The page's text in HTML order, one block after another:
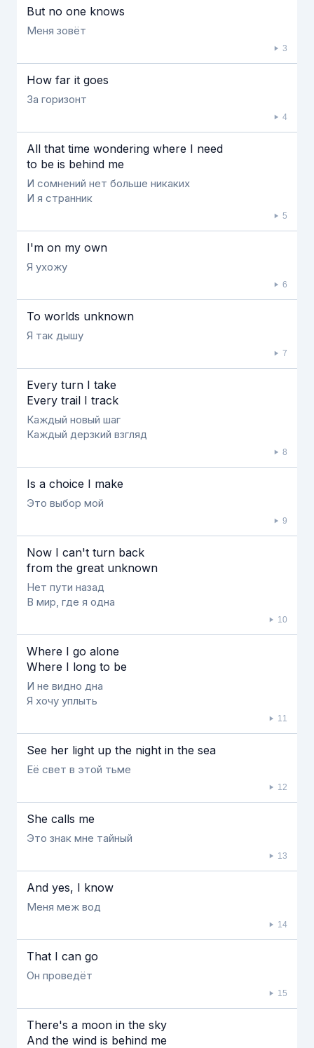
But no one knows
Меня зовёт
3
How far it goes
За горизонт
4
All that time wondering where I need
to be is behind me
И сомнений нет больше никаких
И я странник
5
I'm on my own
Я ухожу
6
To worlds unknown
Я так дышу
7
Every turn I take
Every trail I track
Каждый новый шаг
Каждый дерзкий взгляд
8
Is a choice I make
Это выбор мой
9
Now I can't turn back
from the great unknown
Нет пути назад
В мир, где я одна
10
Where I go alone
Where I long to be
И не видно дна
Я хочу уплыть
11
See her light up the night in the sea
Её свет в этой тьме
12
She calls me
Это знак мне тайный
13
And yes, I know
Меня меж вод
14
That I can go
Он проведёт
15
There's a moon in the sky
And the wind is behind me